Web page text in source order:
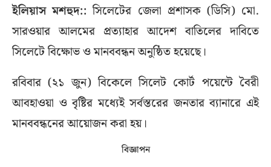
ইলিয়াস মশহুদ:: সিলেটের জেলা প্রশাসক (ডিসি) মো.
সারওয়ার আলমের প্রত্যাহার আদেশ বাতিলের দাবিতে
সিলেটে বিক্ষোভ ও মানববন্ধন অনুষ্ঠিত হয়েছে।
রবিবার (২১ জুন) বিকেলে সিলেট কোর্ট পয়েন্টে বৈরী
আবহাওয়া ও বৃষ্টির মধ্যেই সর্বস্তরের জনতার ব্যানারে এই
মানববন্ধনের আয়োজন করা হয়।
বিজ্ঞাপন